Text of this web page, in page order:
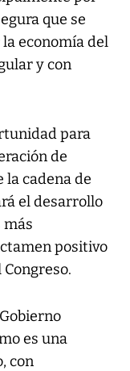
que se
economía del
y con
para
de
la cadena de
el desarrollo
más
positivo
es una
con